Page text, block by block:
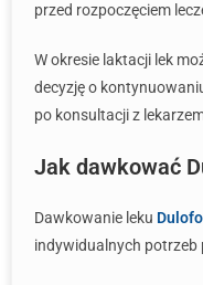
przed rozpoczęciem
W okresie laktacji lek
decyzję o
po konsultacji z
Jak dawkować
Dawkowanie leku
indywidualnych potrzeb